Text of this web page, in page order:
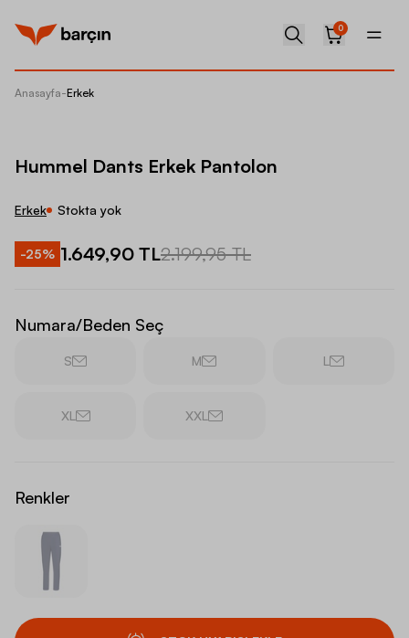
0
Anasayfa-Erkek
Hummel Dants Erkek Pantolon
Erkek Stokta yok
-25% 1.649,90 TL2.199,95 TL
Numara/Beden Seç
S M L
XL XXL
Renkler